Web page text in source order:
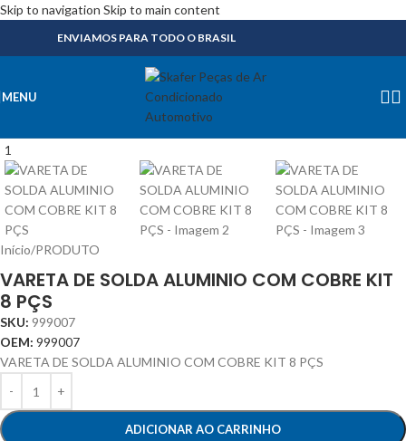
Skip to navigation Skip to main content
ENVIAMOS PARA TODO O BRASIL
MENU
Início/PRODUTO
VARETA DE SOLDA ALUMINIO COM COBRE KIT
8 PÇS
SKU: 999007
OEM: 999007
VARETA DE SOLDA ALUMINIO COM COBRE KIT 8 PÇS
ADICIONAR AO CARRINHO